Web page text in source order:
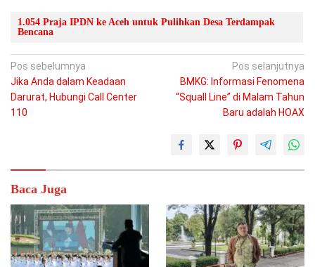
1.054 Praja IPDN ke Aceh untuk Pulihkan Desa Terdampak
Bencana
Navigasi
pos
Pos sebelumnya
Jika Anda dalam Keadaan
Darurat, Hubungi Call Center
110
Pos selanjutnya
BMKG: Informasi Fenomena
“Squall Line” di Malam Tahun
Baru adalah HOAX
Baca Juga